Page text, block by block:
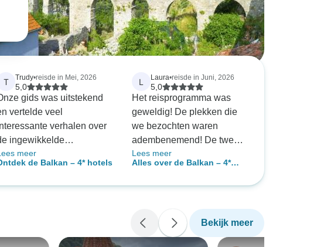
T Trudy•reisde in Mei, 2026
5,0
gids was uitstekend
vertelde veel
verhalen over
ingewikkelde
van deze
De keuze aan
hebben veel gedaan
meer
de Balkan – 4* hotels
L Laura•reisde in Juni, 2026
5,0
Het reisprogramma was
geweldig! De plekken die
we bezochten waren
adembenemend! De twee
gidsen (Simon en Lidia) en
de twee chauffeurs (Slave
fijn! Ik vond echt alles aan
deze reis geweldig! Maar ik
wil vooral Simon een
Lees meer
Alles over de Balkan – 4*
Bekijk meer